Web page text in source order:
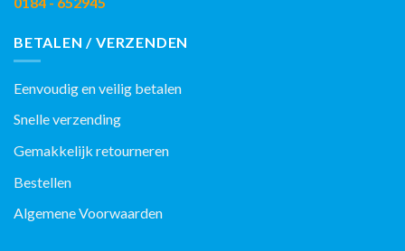
BETALEN / VERZENDEN
Eenvoudig en veilig betalen
Snelle verzending
Gemakkelijk retourneren
Bestellen
Algemene Voorwaarden